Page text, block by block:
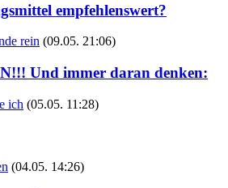
empfehlenswert?
rein (09.05. 21:06)
Und immer daran denken:
ich (05.05. 11:28)
(04.05. 14:26)